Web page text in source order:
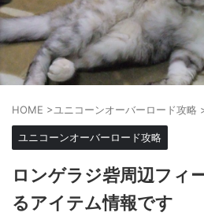
HOME >ユニコーンオーバーロード攻略
ユニコーンオーバーロード攻略
ロンゲラジ砦周辺フィ
るアイテム情報です